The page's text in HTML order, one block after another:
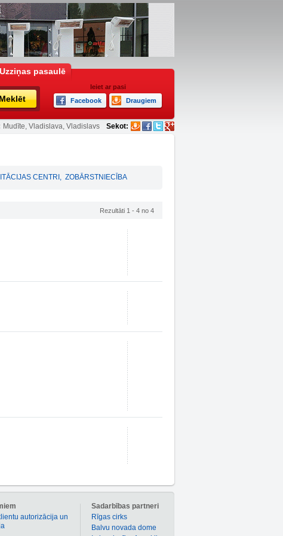
Uzziņas pasaulē
Ieiet ar pasi
Facebook
Draugiem
Mudīte, Vladislava, Vladislavs Sekot:
CENTRI , ZOBĀRSTNIECĪBA
Rezultāti 1 - 4 no 4
Sadarbības partneri
Rīgas cirks
Balvu novada dome
autorizācija un